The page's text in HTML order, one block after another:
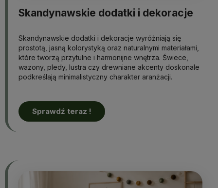
Skandynawskie dodatki i dekoracje
Skandynawskie dodatki i dekoracje wyróżniają się
prostotą, jasną kolorystyką oraz naturalnymi materiałami,
które tworzą przytulne i harmonijne wnętrza. Świece,
wazony, pledy, lustra czy drewniane akcenty doskonale
podkreślają minimalistyczny charakter aranżacji.
Sprawdź teraz !